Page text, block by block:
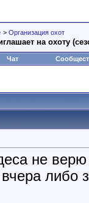
> Организация охот
на охоту
Чат
не
либо